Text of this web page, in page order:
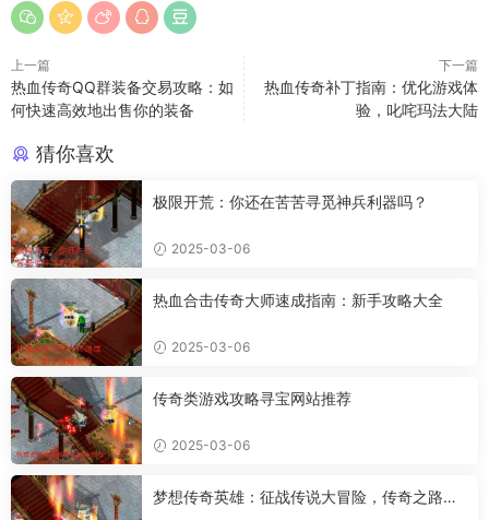
上一篇
热血传奇QQ群装备交易攻略：如
何快速高效地出售你的装备
下一篇
热血传奇补丁指南：优化游戏体
验，叱咤玛法大陆
猜你喜欢
极限开荒：你还在苦苦寻觅神兵利器吗？
2025-03-06
热血合击传奇大师速成指南：新手攻略大全
2025-03-06
传奇类游戏攻略寻宝网站推荐
2025-03-06
梦想传奇英雄：征战传说大冒险，传奇之路何